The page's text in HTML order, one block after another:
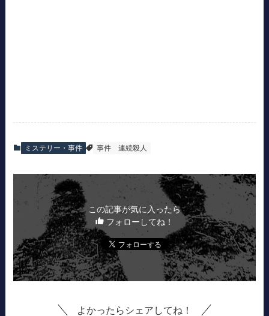
ミステリー・事件 事件 連続殺人
この記事が気に入ったら
フォローしてね！
よかったらシェアしてね！